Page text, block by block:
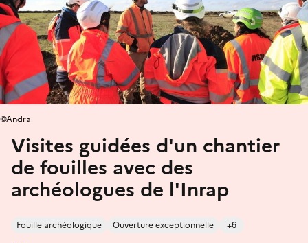
Visites guidées d'un chantier
de fouilles avec des
archéologues de l'Inrap
Fouille archéologique Ouverture exceptionnelle +6
©Andra